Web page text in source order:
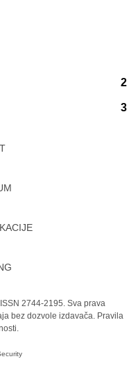
2
3
2744-2195. Sva prava
bez dozvole izdavača. Pravila